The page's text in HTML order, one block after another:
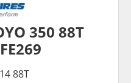
350 88T
88T